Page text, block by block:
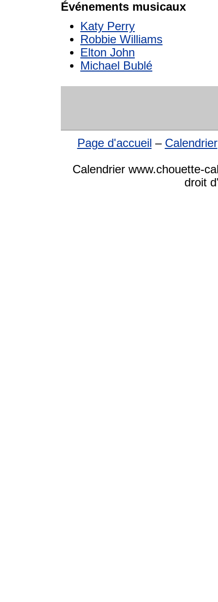
Événements musicaux
Katy Perry
Robbie Williams
Elton John
Michael Bublé
Page d'accueil – Calendrier
Calendrier www.chouette-
droit